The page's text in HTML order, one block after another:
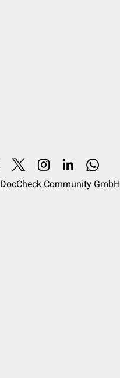
DocCheck Community GmbH